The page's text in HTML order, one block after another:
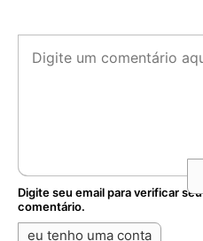
Digite seu email para verificar seu
comentário.
eu tenho uma conta